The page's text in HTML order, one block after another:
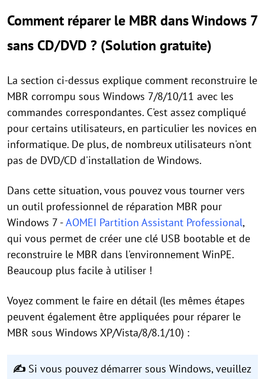
Comment réparer le MBR dans Windows 7
sans CD/DVD ? (Solution gratuite)
La section ci-dessus explique comment reconstruire le
MBR corrompu sous Windows 7/8/10/11 avec les
commandes correspondantes. C'est assez compliqué
pour certains utilisateurs, en particulier les novices en
informatique. De plus, de nombreux utilisateurs n'ont
pas de DVD/CD d'installation de Windows.
Dans cette situation, vous pouvez vous tourner vers
un outil professionnel de réparation MBR pour
Windows 7 -AOMEI Partition Assistant Professional,
qui vous permet de créer une clé USB bootable et de
reconstruire le MBR dans l'environnement WinPE.
Beaucoup plus facile à utiliser !
Voyez comment le faire en détail (les mêmes étapes
peuvent également être appliquées pour réparer le
MBR sous Windows XP/Vista/8/8.1/10) :
✍ Si vous pouvez démarrer sous Windows, veuillez